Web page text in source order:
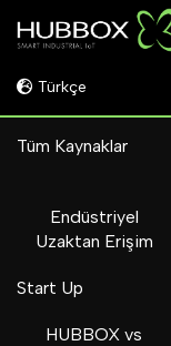
Türkçe
Tüm Kaynaklar
Endüstriyel
Uzaktan Erişim
Start Up
HUBBOX vs